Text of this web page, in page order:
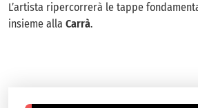
L’artista ripercorrerà le tappe
insieme alla Carrà.